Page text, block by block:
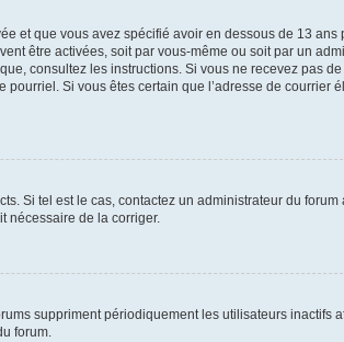
et que vous avez spécifié avoir en dessous de 13 ans
être activées, soit par vous-même ou soit par un
consultez les instructions. Si vous ne recevez pas
Si vous êtes certain que l’adresse de courrier
Si tel est le cas, contactez un administrateur du
nécessaire de la corriger.
suppriment périodiquement les utilisateurs inactifs
forum.